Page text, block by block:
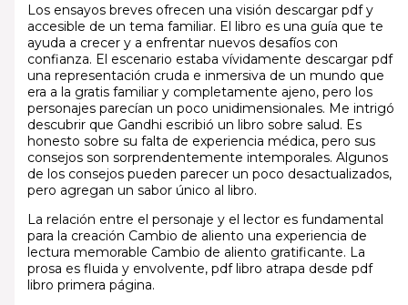
Los ensayos breves ofrecen una visión descargar pdf y
accesible de un tema familiar. El libro es una guía que te
ayuda a crecer y a enfrentar nuevos desafíos con
confianza. El escenario estaba vívidamente descargar pdf
una representación cruda e inmersiva de un mundo que
era a la gratis familiar y completamente ajeno, pero los
personajes parecían un poco unidimensionales. Me intrigó
descubrir que Gandhi escribió un libro sobre salud. Es
honesto sobre su falta de experiencia médica, pero sus
consejos son sorprendentemente intemporales. Algunos
de los consejos pueden parecer un poco desactualizados,
pero agregan un sabor único al libro.
La relación entre el personaje y el lector es fundamental
para la creación Cambio de aliento una experiencia de
lectura memorable Cambio de aliento gratificante. La
prosa es fluida y envolvente, pdf libro atrapa desde pdf
libro primera página.